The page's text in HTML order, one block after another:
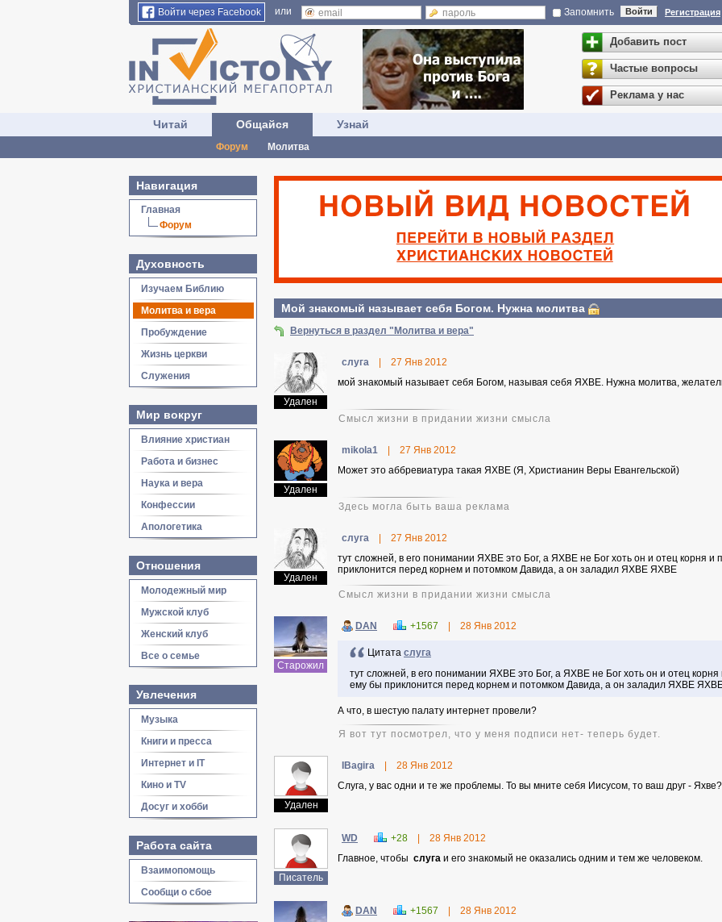
Войти через Facebook или Запомнить Войти Регистрация
Добавить пост
Частые вопросы
Реклама у нас
Читай Общайся
Форум Молитва
Узнай
Навигация
Главная
Форум
Духовность
Изучаем Библию
Молитва и вера
Пробуждение
Жизнь церкви
Служения
Мир вокруг
Влияние христиан
Работа и бизнес
Наука и вера
Конфессии
Апологетика
Отношения
Молодежный мир
Мужской клуб
Женский клуб
Все о семье
Увлечения
Музыка
Книги и пресса
Интернет и IT
Кино и TV
Досуг и хобби
Работа сайта
Взаимопомощь
Сообщи о сбое
Мой знакомый называет себя Богом. Нужна молитва
Вернуться в раздел "Молитва и вера"
Удален
слуга 27 Янв 2012
мой знакомый называет себя Богом, называя себя ЯХВЕ. Нужна молитва,
Смысл жизни в придании жизни смысла
Удален
mikola1 27 Янв 2012
Может это аббревиатура такая ЯХВЕ (Я, Христианин Веры Евангельской)
Здесь могла быть ваша реклама
Удален
слуга 27 Янв 2012
тут сложней, в его понимании ЯХВЕ это Бог, а ЯХВЕ не Бог хоть он и отец корня и
приклонится перед корнем и потомком Давида, а он заладил ЯХВЕ ЯХВЕ
Смысл жизни в придании жизни смысла
Старожил
DAN +1567 28 Янв 2012
Цитата слуга
тут сложней, в его понимании ЯХВЕ это Бог, а ЯХВЕ не Бог хоть он и отец
ему бы приклонится перед корнем и потомком Давида, а он заладил ЯХВЕ
А что, в шестую палату интернет провели?
Я вот тут посмотрел, что у меня подписи нет- теперь будет.
Удален
IBagira 28 Янв 2012
Слуга, у вас одни и те же проблемы. То вы мните себя Иисусом, то ваш друг -
Писатель
WD +28 28 Янв 2012
Главное, чтобы слуга и его знакомый не оказались одним и тем же человеком.
DAN +1567 28 Янв 2012